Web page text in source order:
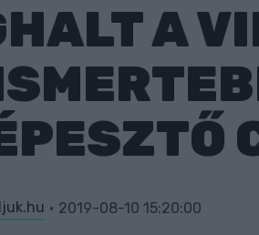
A
2019-08-10 15:20:00